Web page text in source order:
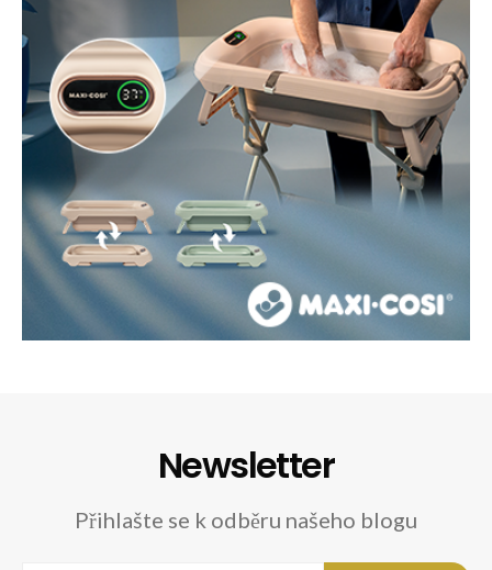
Newsletter
Přihlašte se k odběru našeho blogu